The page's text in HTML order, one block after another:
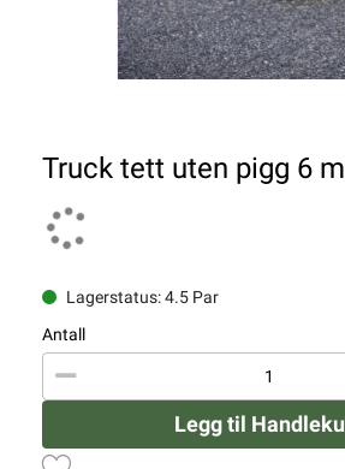
Truck tett uten pigg 6
Lagerstatus: 4.5 Par
Antall
Legg til